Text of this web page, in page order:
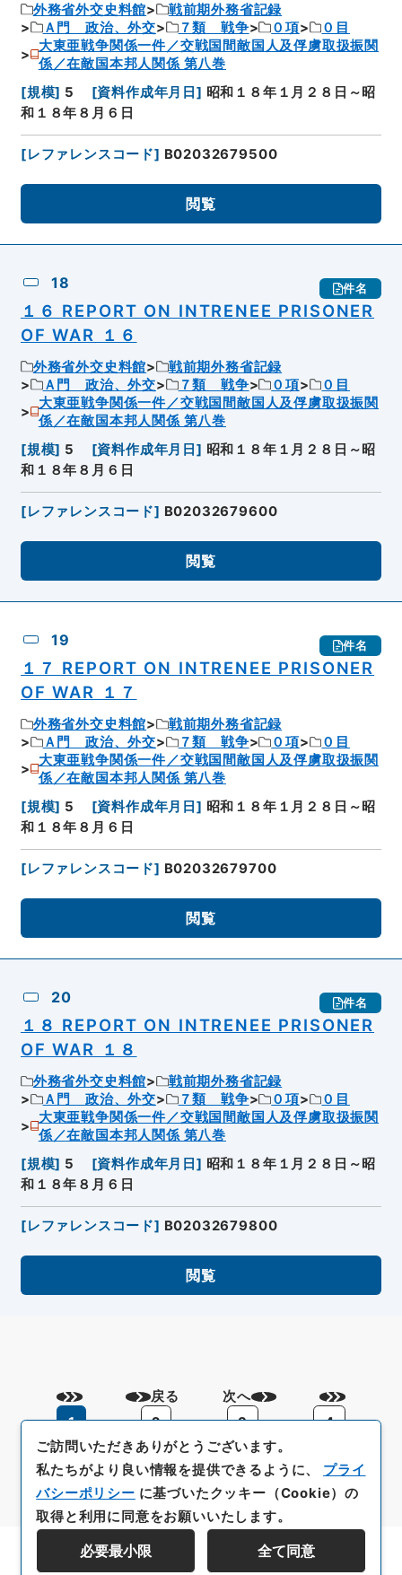
外務省外交史料館
戦前期外務省記録
Ａ門 政治、外交
７類 戦争 ０項
０目
大東亜戦争関係一件／交戦国間敵国人及俘虜取扱振関
係／在敵国本邦人関係 第八巻
[規模] 5 [資料作成年月日] 昭和１８年１月２８日～昭
和１８年８月６日
[レファレンスコード] B02032679500
閲覧
18 件名
１６ REPORT ON INTRENEE PRISONER
OF WAR １６
外務省外交史料館
戦前期外務省記録
Ａ門 政治、外交
７類 戦争 ０項
０目
大東亜戦争関係一件／交戦国間敵国人及俘虜取扱振関
係／在敵国本邦人関係 第八巻
[規模] 5 [資料作成年月日] 昭和１８年１月２８日～昭
和１８年８月６日
[レファレンスコード] B02032679600
閲覧
19 件名
１７ REPORT ON INTRENEE PRISONER
OF WAR １７
外務省外交史料館
戦前期外務省記録
Ａ門 政治、外交
７類 戦争 ０項
０目
大東亜戦争関係一件／交戦国間敵国人及俘虜取扱振関
係／在敵国本邦人関係 第八巻
[規模] 5 [資料作成年月日] 昭和１８年１月２８日～昭
和１８年８月６日
[レファレンスコード] B02032679700
閲覧
20 件名
１８ REPORT ON INTRENEE PRISONER
OF WAR １８
外務省外交史料館
戦前期外務省記録
Ａ門 政治、外交
７類 戦争 ０項
０目
大東亜戦争関係一件／交戦国間敵国人及俘虜取扱振関
係／在敵国本邦人関係 第八巻
[規模] 5 [資料作成年月日] 昭和１８年１月２８日～昭
和１８年８月６日
[レファレンスコード] B02032679800
閲覧
戻る
1
2 3 4
次へ
資料群階層を表示する
ご訪問いただきありがとうございます。
私たちがより良い情報を提供できるように、 プライ
バシーポリシー に基づいたクッキー（Cookie）の
取得と利用に同意をお願いいたします。
必要最小限 全て同意